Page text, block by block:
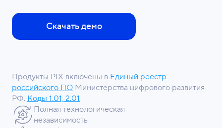
Скачать демо
Продукты PIX включены в Единый реестр
российского ПО Министерства цифрового развития
РФ. Коды 1.01, 2.01
Полная технологическая
независимость